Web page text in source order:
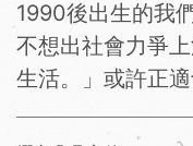
1990後出生的我
不想出社會力爭
生活。」或許正